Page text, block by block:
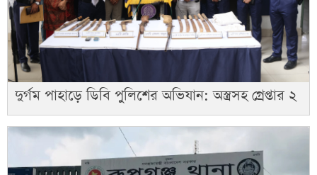
দুর্গম পাহাড়ে ডিবি পুলিশের অভিযান: অস্ত্রসহ গ্রেপ্তার ২